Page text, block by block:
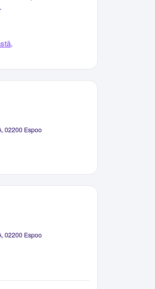
.
02200 Espoo
02200 Espoo